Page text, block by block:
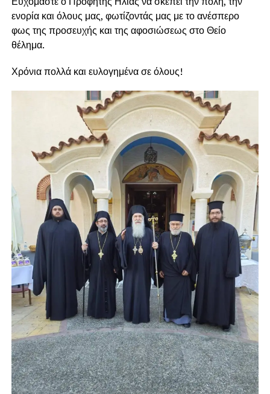
ενορία και όλους μας, φωτίζοντάς μας με το ανέσπερο
φως της προσευχής και της αφοσιώσεως στο Θείο
θέλημα.
Χρόνια πολλά και ευλογημένα σε όλους!